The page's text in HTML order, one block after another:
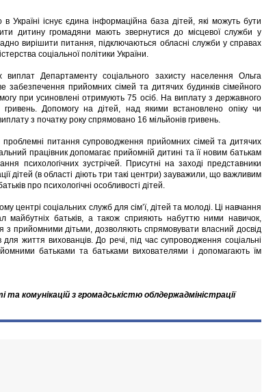
існує єдина інформаційна база дітей, які можуть бути
дитину громадяни мають звернутися до місцевої служби у
вирішити питання, підключаються обласні служби у справах
соціальної політики України.
виплат Департаменту соціального захисту населення Ольга
забезпечення прийомних сімей та дитячих будинків сімейного
при усиновлені отримують 75 осіб. На виплату з державного
Допомогу на дітей, над якими встановлено опіку чи
з початку року спрямовано 16 мільйонів гривень.
проблемні питання супроводження прийомних сімей та дитячих
працівник допомагає прийомній дитині та її новим батькам
психологічних зустрічей. Присутні на заході представники
дітей (в області діють три такі центри) зауважили, що важливим
про психологічні особливості дітей.
центрі соціальних служб для сім’ї, дітей та молоді. Ці навчання
майбутніх батьків, а також сприяють набуттю ними навичок,
з прийомними дітьми, дозволяють спрямовувати власний досвід
життя вихованців. До речі, під час супроводження соціальні
батьками та батьками вихователями і допомагають їм
комунікацій з громадськістю облдержадміністрації